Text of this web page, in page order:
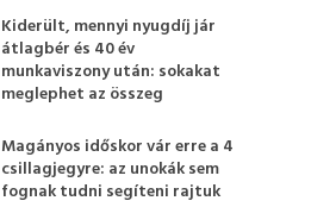
Kiderült, mennyi nyugdíj jár
átlagbér és 40 év
munkaviszony után: sokakat
meglephet az összeg
Magányos időskor vár erre a 4
csillagjegyre: az unokák sem
fognak tudni segíteni rajtuk